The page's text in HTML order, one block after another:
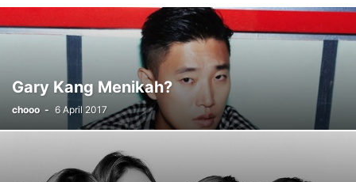
Gary Kang Menikah?
chooo - 6 April 2017